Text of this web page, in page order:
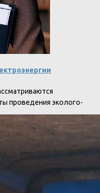
проведения эколого-